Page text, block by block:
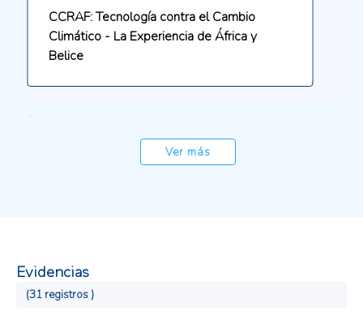
CCRAF: Tecnología contra el Cambio
Climático - La Experiencia de África y
Belice
.
Ver más
Evidencias
(31 registros )